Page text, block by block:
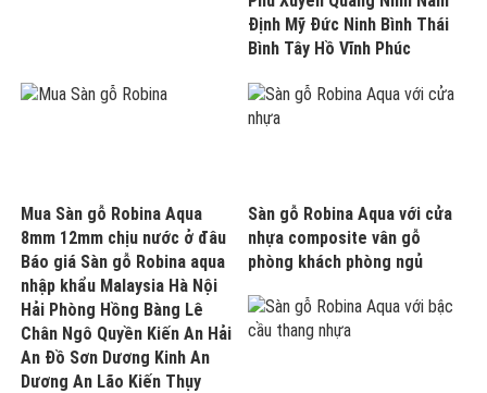
Định Mỹ Đức Ninh Bình Thái
Bình Tây Hồ Vĩnh Phúc
Mua Sàn gỗ Robina Aqua
8mm 12mm chịu nước ở đâu
Báo giá Sàn gỗ Robina aqua
nhập khẩu Malaysia Hà Nội
Hải Phòng Hồng Bàng Lê
Chân Ngô Quyền Kiến An Hải
An Đồ Sơn Dương Kinh An
Dương An Lão Kiến Thụy
Sàn gỗ Robina Aqua với cửa
nhựa composite vân gỗ
phòng khách phòng ngủ